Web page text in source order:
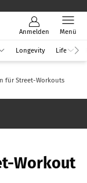
Anmelden Menü
Longevity Life
für Street-Workouts
Workout